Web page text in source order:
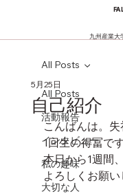
九州産業大
All Posts
活動報告
インタビュー
私の趣味
大切な人
All Posts
自己紹介
5月25日
こんばんは。失
1回生の得冨です
本日から1週間
よろしくお願い